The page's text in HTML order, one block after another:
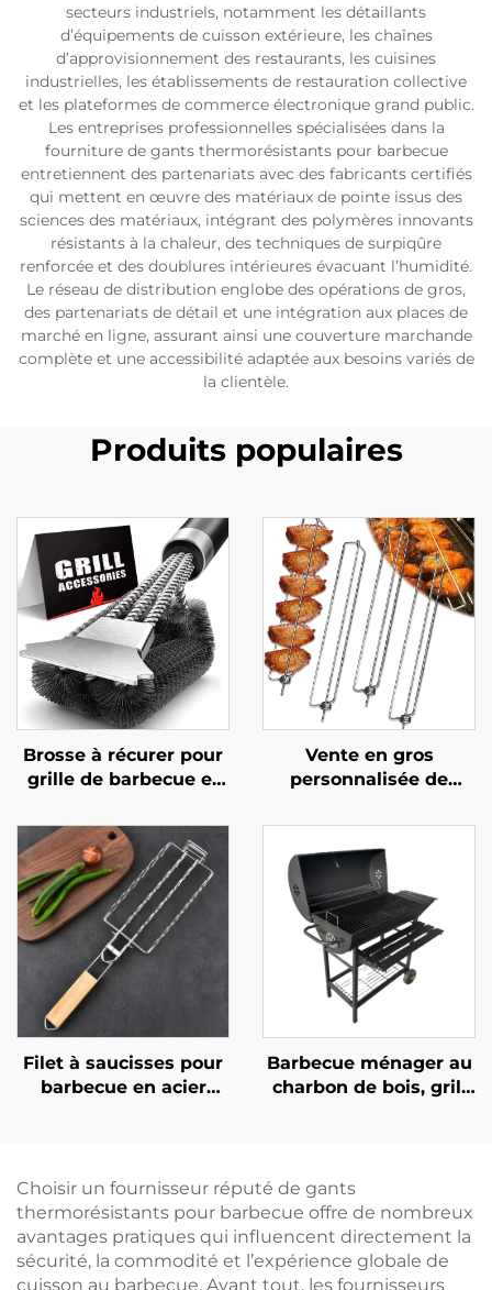
secteurs industriels, notamment les détaillants
d’équipements de cuisson extérieure, les chaînes
d’approvisionnement des restaurants, les cuisines
industrielles, les établissements de restauration collective
et les plateformes de commerce électronique grand public.
Les entreprises professionnelles spécialisées dans la
fourniture de gants thermorésistants pour barbecue
entretiennent des partenariats avec des fabricants certifiés
qui mettent en œuvre des matériaux de pointe issus des
sciences des matériaux, intégrant des polymères innovants
résistants à la chaleur, des techniques de surpiqûre
renforcée et des doublures intérieures évacuant l’humidité.
Le réseau de distribution englobe des opérations de gros,
des partenariats de détail et une intégration aux places de
marché en ligne, assurant ainsi une couverture marchande
complète et une accessibilité adaptée aux besoins variés de
la clientèle.
Produits populaires
Brosse à récurer pour
grille de barbecue et
multifonctionnelle,
durable et réutilisable,
avec manche en acier
inoxydable et
plastique, outil pour
barbecue et four
Vente en gros
personnalisée de
latéraux pour
barbecue destinés au
commerce
transfrontalier,
fourchettes pour
grillades en extérieur,
grils et outils de
barbecue
Filet à saucisses pour
barbecue en acier
portable pour
barbecue avec pince
Barbecue ménager au
charbon de bois, grill
Choisir un fournisseur réputé de gants
thermorésistants pour barbecue offre de nombreux
avantages pratiques qui influencent directement la
sécurité, la commodité et l’expérience globale de
cuisson au barbecue. Avant tout, les fournisseurs